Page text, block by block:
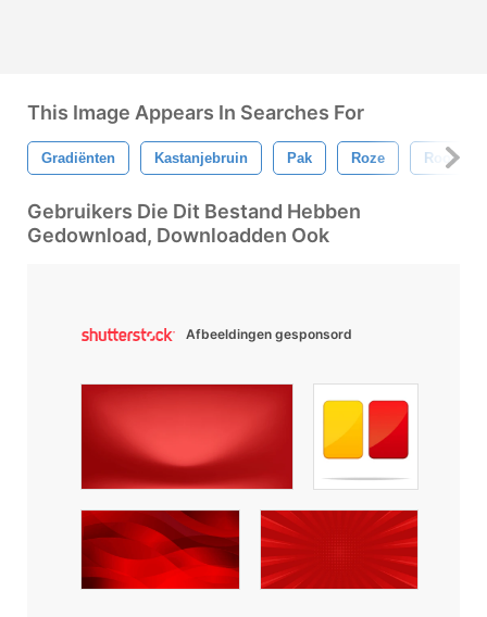
This Image Appears In Searches For
Gradiënten Kastanjebruin Pak Roze Rood
Gebruikers Die Dit Bestand Hebben
Gedownload, Downloadden Ook
Afbeeldingen gesponsord